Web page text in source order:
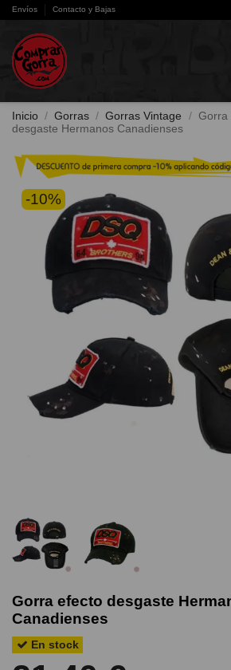
Envíos Contacto y Bajas
Inicio Gorras Gorras Vintage
Gorra
desgaste Hermanos Canadienses
-10%
Gorra efecto desgaste
Canadienses
En stock